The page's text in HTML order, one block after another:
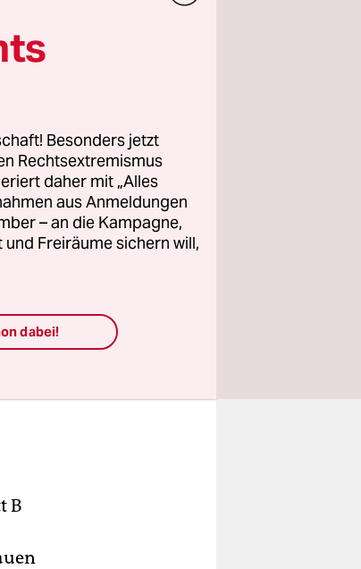
B
Besonders jetzt
Rechtsextremismus
daher mit „Alles
aus Anmeldungen
– an die Kampagne,
Freiräume sichern will,
dabei!